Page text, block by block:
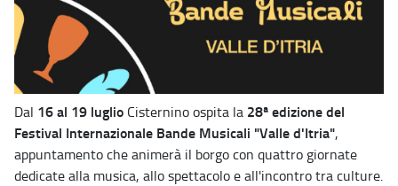
Dal 16 al 19 luglio Cisternino ospita la 28ª edizione del
Festival Internazionale Bande Musicali "Valle d'Itria",
appuntamento che animerà il borgo con quattro giornate
dedicate alla musica, allo spettacolo e all'incontro tra culture.